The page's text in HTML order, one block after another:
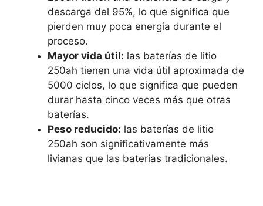
descarga del 95%, lo que significa que
pierden muy poca energía durante el
proceso.
Mayor vida útil: las baterías de litio
250ah tienen una vida útil aproximada de
5000 ciclos, lo que significa que pueden
durar hasta cinco veces más que otras
baterías.
Peso reducido: las baterías de litio
250ah son significativamente más
livianas que las baterías tradicionales.